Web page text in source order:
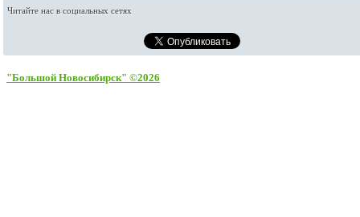
Читайте нас в социальных сетях
"Большой Новосибирск" ©2026